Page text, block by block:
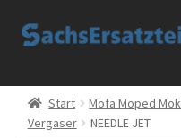
Zur
Zum
Start
AGB
Start Mofa Moped
Vergaser
NEEDLE JET